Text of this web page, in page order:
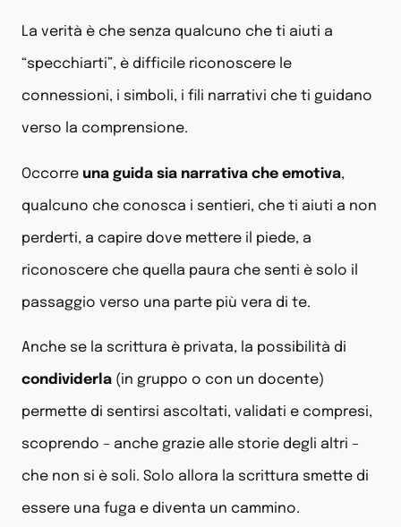
La verità è che senza qualcuno che ti aiuti a
“specchiarti”, è difficile riconoscere le
connessioni, i simboli, i fili narrativi che ti guidano
verso la comprensione.
Occorre una guida sia narrativa che emotiva,
qualcuno che conosca i sentieri, che ti aiuti a non
perderti, a capire dove mettere il piede, a
riconoscere che quella paura che senti è solo il
passaggio verso una parte più vera di te.
Anche se la scrittura è privata, la possibilità di
condividerla (in gruppo o con un docente)
permette di sentirsi ascoltati, validati e compresi,
scoprendo – anche grazie alle storie degli altri –
che non si è soli. Solo allora la scrittura smette di
essere una fuga e diventa un cammino.